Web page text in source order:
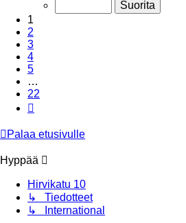
1
2
3
4
5
…
22
Palaa etusivulle
Hyppää
Hirvikatu 10
↳ Tiedotteet
↳ International